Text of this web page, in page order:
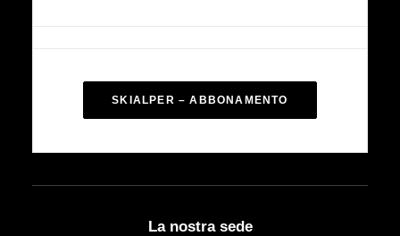
SKIALPER – ABBONAMENTO
La nostra sede